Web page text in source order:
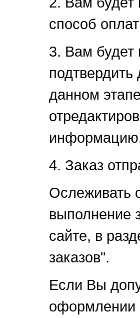
способ
3. Вам будет
данном
4. Заказ
Ослеживать
выполнение
сайте, в
заказов".
Если Вы
оформлении